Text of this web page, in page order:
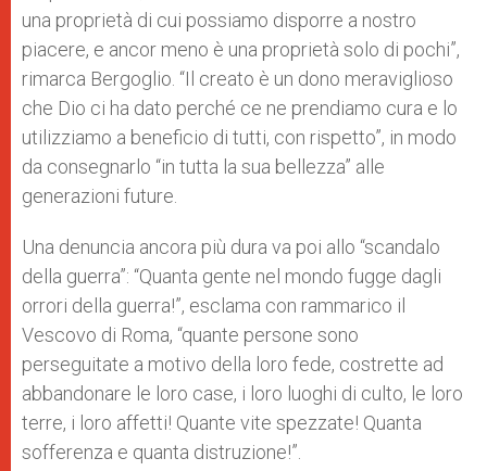
una proprietà di cui possiamo disporre a nostro
piacere, e ancor meno è una proprietà solo di pochi”,
rimarca Bergoglio. “Il creato è un dono meraviglioso
che Dio ci ha dato perché ce ne prendiamo cura e lo
utilizziamo a beneficio di tutti, con rispetto”, in modo
da consegnarlo “in tutta la sua bellezza” alle
generazioni future.
Una denuncia ancora più dura va poi allo “scandalo
della guerra”: “Quanta gente nel mondo fugge dagli
orrori della guerra!”, esclama con rammarico il
Vescovo di Roma, “quante persone sono
perseguitate a motivo della loro fede, costrette ad
abbandonare le loro case, i loro luoghi di culto, le loro
terre, i loro affetti! Quante vite spezzate! Quanta
sofferenza e quanta distruzione!”.